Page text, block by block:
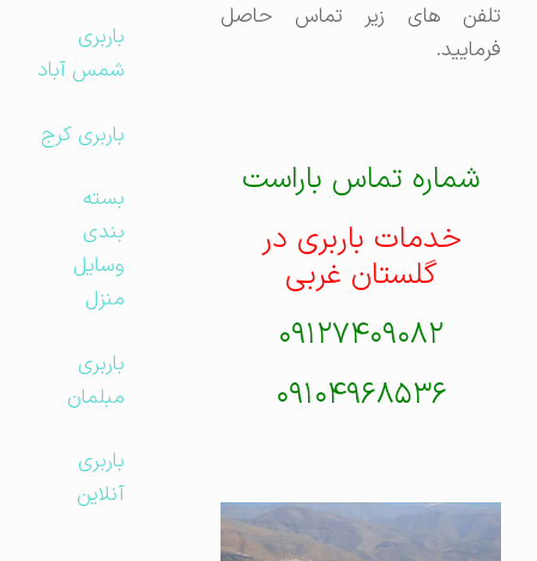
تلفن های زیر تماس حاصل
فرمایید.
شماره تماس باراست
خدمات باربری در
گلستان غربی
۰۹۱۲۷۴۰۹۰۸۲
۰۹۱۰۴۹۶۸۵۳۶
باربری
شمس آباد
باربری کرج
بسته
بندی
وسایل
منزل
باربری
مبلمان
باربری
آنلاین